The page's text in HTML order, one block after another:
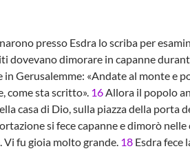
presso Esdra lo scriba per
dovevano dimorare in capanne
Gerusalemme: «Andate al monte e
come sta scritto». 16Allora il popolo
casa di Dio, sulla piazza della porta
si fece capanne e dimorò nelle
fu gioia molto grande. 18 Esdra fece